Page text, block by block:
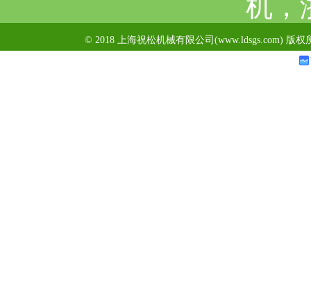
机，
© 2018 上海祝松机械有限公司(www.ldsgs.com) 版权